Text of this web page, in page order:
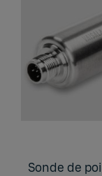
Sonde de